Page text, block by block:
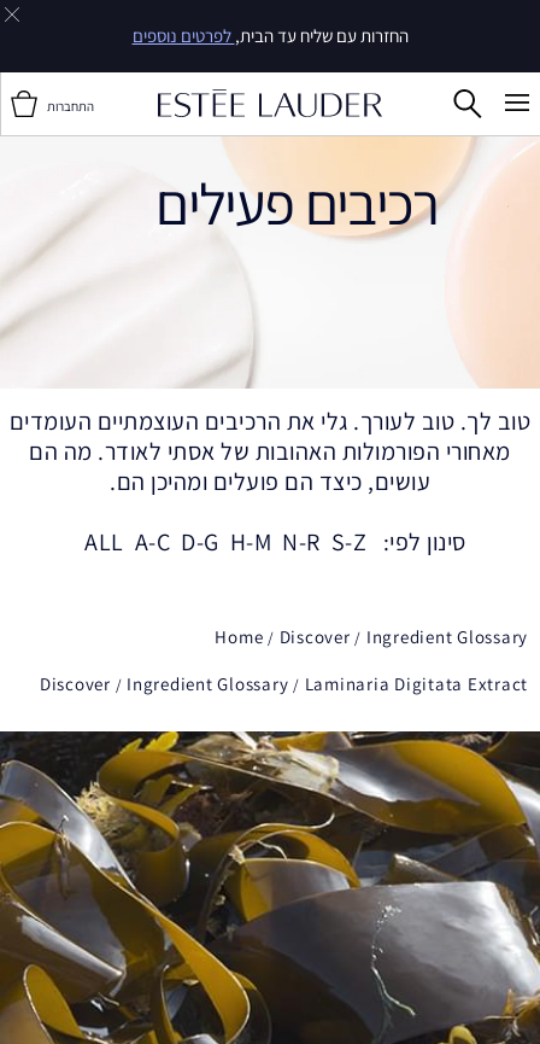
וגם, 30% הנחה על סדרת Double Wear
התחברות
רכיבים פעילים
טוב לך. טוב לעורך. גלי את הרכיבים העוצמתיים העומדים
מאחורי הפורמולות האהובות של אסתי לאודר. מה הם
עושים, כיצד הם פועלים ומהיכן הם.
סינון לפי:
ALL A-C D-G H-M N-R S-Z
Home Discover Ingredient Glossary
Discover Ingredient Glossary Laminaria Digitata Extract